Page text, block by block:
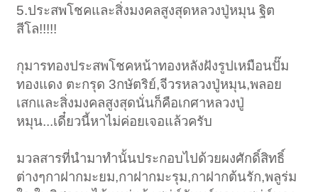
5.ประสพโชคและสิ่งมงคลสูงสุดหลวงปู่หมุน ฐิต
สีโล!!!!!
กุมารทองประสพโชคหน้าทองหลังฝังรูปเหมือนปั๊ม
ทองแดง ตะกรุด 3กษัตริย์,จีวรหลวงปู่หมุน,พลอย
เสกและสิ่งมงคลสูงสุดนั่นก็คือเกศาหลวงปู่
หมุน...เดี๋ยวนี้หาไม่ค่อยเจอแล้วครับ
มวลสารที่นำมาทำนั้นประกอบไปด้วยผงศักดิ์สิทธิ์
ต่างๆกาฝากมะยม,กาฝากมะรุม,กาฝากต้นรัก,พลูร่ม